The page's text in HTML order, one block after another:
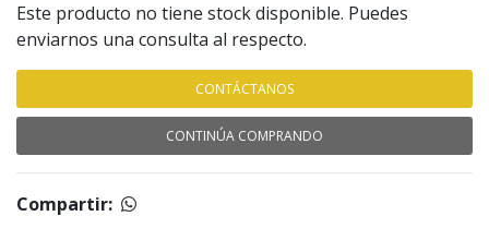
Este producto no tiene stock disponible. Puedes
enviarnos una consulta al respecto.
CONTÁCTANOS
CONTINÚA COMPRANDO
Compartir: